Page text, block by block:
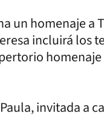
un homenaje a
incluirá los
invitada a